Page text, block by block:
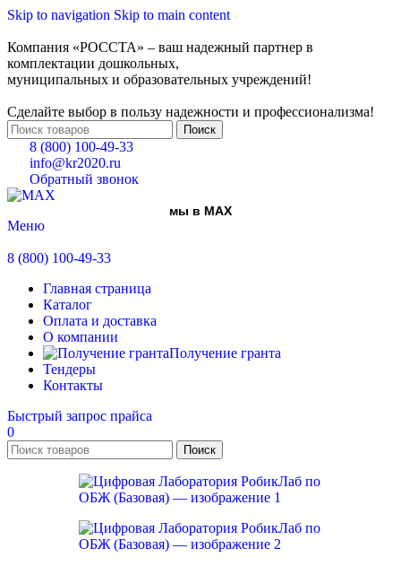
Skip to navigation Skip to main content
Компания «РОССТА» – ваш надежный партнер в
комплектации дошкольных,
муниципальных и образовательных учреждений!
Сделайте выбор в пользу надежности и профессионализма!
Поиск
8 (800) 100-49-33
info@kr2020.ru
Обратный звонок
мы в MAX
Меню
8 (800) 100-49-33
Главная страница
Каталог
Оплата и доставка
О компании
Получение гранта
Тендеры
Контакты
Быстрый запрос прайса
0
Поиск